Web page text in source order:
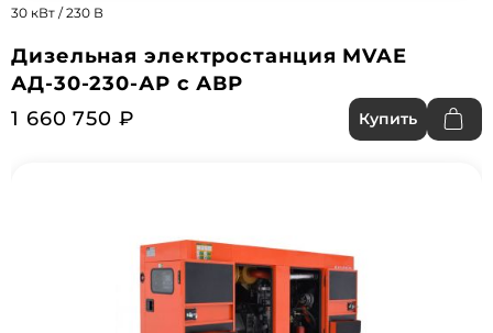
30 кВт / 230 В
Дизельная электростанция MVAE
АД-30-230-АР с АВР
1 660 750 ₽
Купить